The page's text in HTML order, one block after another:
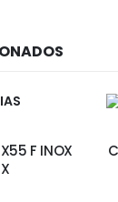
F INOX